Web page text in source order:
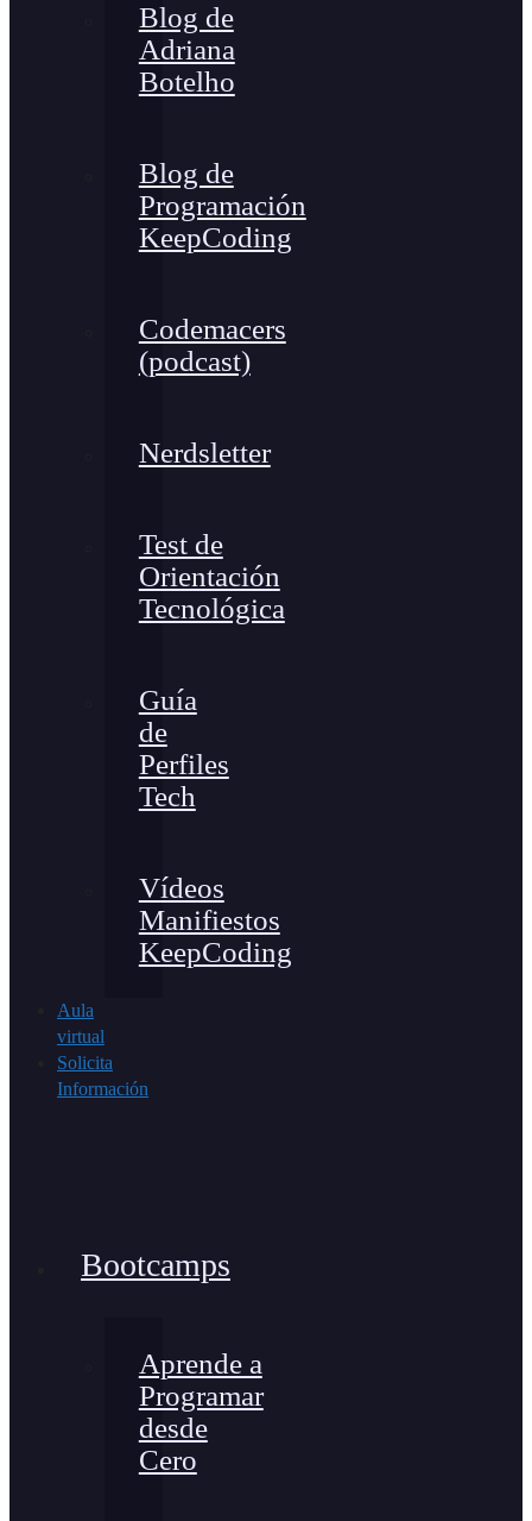
Blog de
Adriana
Botelho
Blog de
Programación
KeepCoding
Codemacers
(podcast)
Nerdsletter
Test de
Orientación
Tecnológica
Guía
de
Perfiles
Tech
Vídeos
Manifiestos
KeepCoding
Aula
virtual
Solicita
Información
Bootcamps
Aprende a
Programar
desde
Cero